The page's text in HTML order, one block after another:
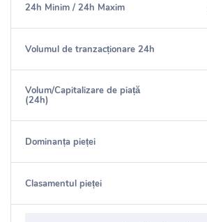
24h Minim / 24h Maxim
Volumul de tranzacționare 24h
Volum/Capitalizare de piață
(24h)
Dominanța pieței
Clasamentul pieței